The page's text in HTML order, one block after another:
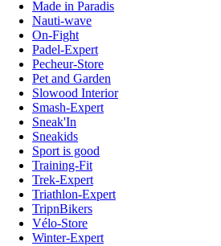
Made in Paradis
Nauti-wave
On-Fight
Padel-Expert
Pecheur-Store
Pet and Garden
Slowood Interior
Smash-Expert
Sneak'In
Sneakids
Sport is good
Training-Fit
Trek-Expert
Triathlon-Expert
TripnBikers
Vélo-Store
Winter-Expert